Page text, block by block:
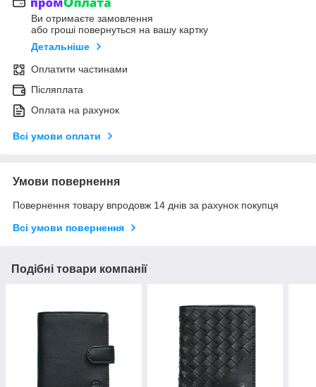
Ви отримаєте замовлення
або гроші повернуться на вашу картку
Детальніше
Оплатити частинами
Післяплата
Оплата на рахунок
Всі умови оплати
Умови повернення
Повернення товару впродовж 14 днів за рахунок покупця
Всі умови повернення
Подібні товари компанії